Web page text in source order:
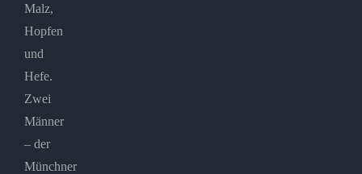
Malz,
Hopfen
und
Hefe.
Zwei
Männer
– der
Münchner